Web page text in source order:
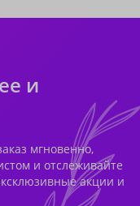
и
мгновенно,
и отслеживайте
акции и